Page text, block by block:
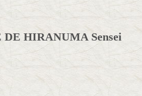
HIRANUMA Sensei